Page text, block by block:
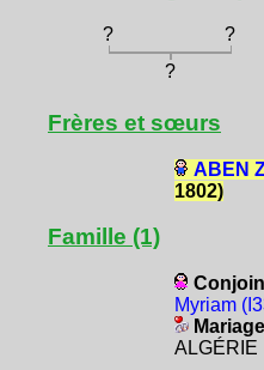
? ?
?
Frères et sœurs
ABEN
1802)
Famille (1)
Myriam
ALGÉRIE